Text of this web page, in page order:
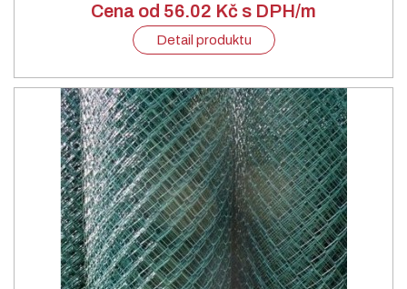
Cena od 56.02 Kč s DPH/m
Detail produktu